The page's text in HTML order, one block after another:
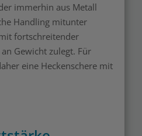
immerhin aus Metall
Handling mitunter
fortschreitender
Gewicht zulegt. Für
eine Heckenschere mit